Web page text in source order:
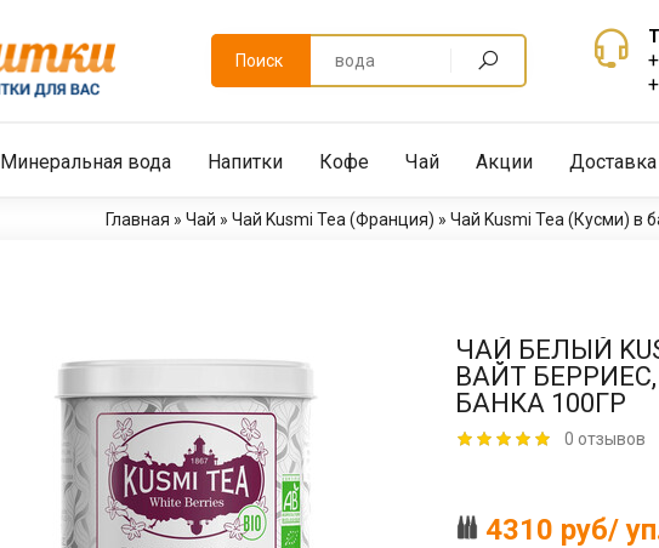
Поиск
Минеральная вода Напитки Кофе Чай Акции
Главная » Чай » Чай Kusmi Tea (Франция) » Чай Kusmi Tea (Кусми) в
ЧАЙ БЕЛЫЙ
ВАЙТ БЕРРИЕС,
БАНКА 100ГР
0 отзывов
4310 руб/